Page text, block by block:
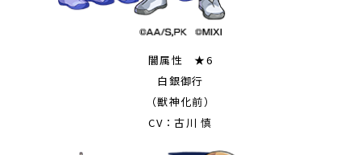
闇属性 ★6
白銀御行
（獣神化前）
CV：古川 慎